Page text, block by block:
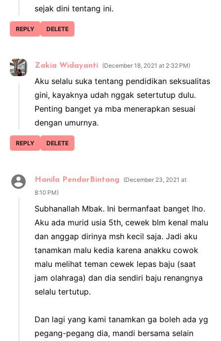
sejak dini tentang ini.
REPLY DELETE
Zakia Widayanti December 18, 2021 at 2:32 PM
Aku selalu suka tentang pendidikan seksualitas
gini, kayaknya udah nggak setertutup dulu.
Penting banget ya mba menerapkan sesuai
dengan umurnya.
REPLY DELETE
Hanila PendarBintang
December 23, 2021 at
8:10 PM
Subhanallah Mbak. Ini bermanfaat banget lho.
Aku ada murid usia 5th, cewek blm kenal malu
dan anggap dirinya msh kecil saja. Jadi aku
tanamkan malu kedia karena anakku cowok
malu melihat teman cewek lepas baju (saat
jam olahraga) dan dia sendiri baju renangnya
selalu tertutup.
Dan lagi yang kami tanamkan ga boleh ada yg
pegang-pegang dia, mandi bersama selain